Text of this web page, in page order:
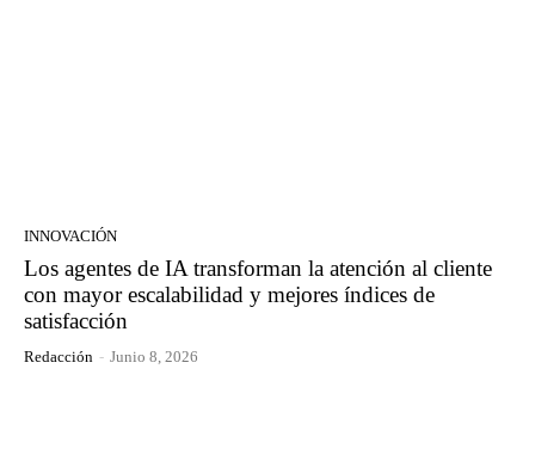
INNOVACIÓN
Los agentes de IA transforman la atención al cliente
con mayor escalabilidad y mejores índices de
satisfacción
Redacción - Junio 8, 2026